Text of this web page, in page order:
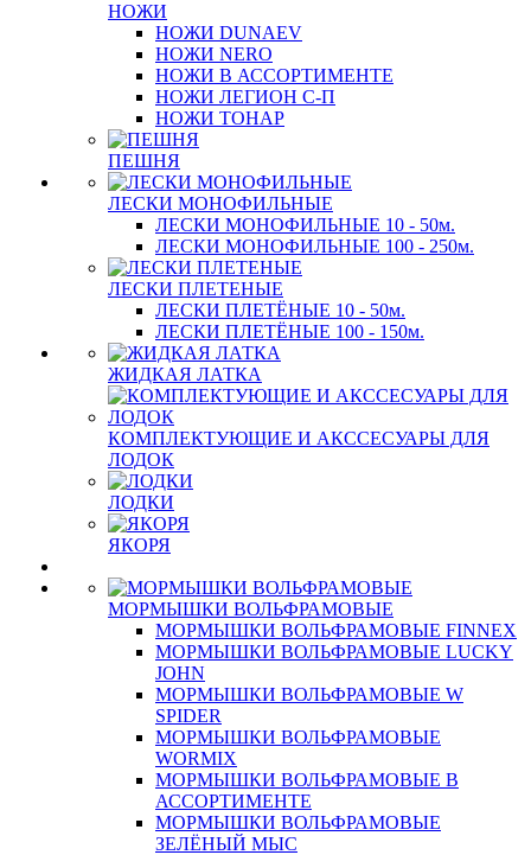
НОЖИ
НОЖИ DUNAEV
НОЖИ NERO
НОЖИ В АССОРТИМЕНТЕ
НОЖИ ЛЕГИОН С-П
НОЖИ ТОНАР
ПЕШНЯ
ЛЕСКИ МОНОФИЛЬНЫЕ
ЛЕСКИ МОНОФИЛЬНЫЕ 10 - 50м.
ЛЕСКИ МОНОФИЛЬНЫЕ 100 - 250м.
ЛЕСКИ ПЛЕТЕНЫЕ
ЛЕСКИ ПЛЕТЁНЫЕ 10 - 50м.
ЛЕСКИ ПЛЕТЁНЫЕ 100 - 150м.
ЖИДКАЯ ЛАТКА
КОМПЛЕКТУЮЩИЕ И АКССЕСУАРЫ ДЛЯ
ЛОДОК
ЛОДКИ
ЯКОРЯ
МОРМЫШКИ ВОЛЬФРАМОВЫЕ
МОРМЫШКИ ВОЛЬФРАМОВЫЕ FINNEX
МОРМЫШКИ ВОЛЬФРАМОВЫЕ LUCKY
JOHN
МОРМЫШКИ ВОЛЬФРАМОВЫЕ W
SPIDER
МОРМЫШКИ ВОЛЬФРАМОВЫЕ
WORMIX
МОРМЫШКИ ВОЛЬФРАМОВЫЕ В
АССОРТИМЕНТЕ
МОРМЫШКИ ВОЛЬФРАМОВЫЕ
ЗЕЛЁНЫЙ МЫС